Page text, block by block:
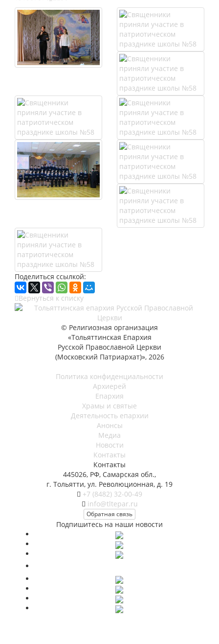
Поделиться ссылкой:
Вернуться к списку
© Религиозная организация
«Тольяттинская Епархия
Русской Православной Церкви
(Московский Патриархат)», 2026
Политика конфиденциальности
Архиерей
Епархия
Храмы и святые
Деятельность епархии
Анонсы
Медиа
Новости
Контакты
Контакты
445026, РФ, Самарская обл.,
г. Тольятти, ул. Революционная, д. 19
+7 (8482) 32-00-49
info@tltepar.ru
Обратная связь
Подпишитесь на наши новости